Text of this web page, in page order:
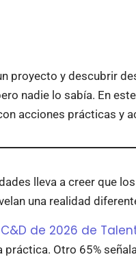
proyecto y descubrir
nadie lo sabía. En
acciones prácticas y
lleva a creer que
una realidad
de 2026 de
Otro 65%